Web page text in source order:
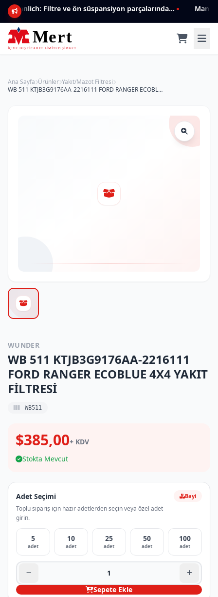
Mannlich: Filtre ve ön süspansiyon parçalarında genişleyen ürün yelpazesiyle kalite ve güven.
Ana Sayfa Ürünler Yakıt/Mazot Filtresi
WB 511 KTJB3G9176AA-2216111 FORD RANGER ECOBLUE 4X4 YAKIT FİLTRESİ
WUNDER
WB 511 KTJB3G9176AA-2216111
FORD RANGER ECOBLUE 4X4 YAKIT
FİLTRESİ
WB511
$385,00+ KDV
Stokta Mevcut
Adet Seçimi
Toplu sipariş için hazır adetlerden seçin veya özel adet
girin.
Bayi
5
adet
10
adet
25
adet
50
adet
100
adet
Sepete Ekle